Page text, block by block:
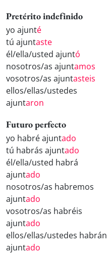
Pretérito indefinido
yo ajunté
tú ajuntaste
él/ella/usted ajuntó
nosotros/as ajuntamos
vosotros/as ajuntasteis
ellos/ellas/ustedes
ajuntaron
Futuro perfecto
yo habré ajuntado
tú habrás ajuntado
él/ella/usted habrá
ajuntado
nosotros/as habremos
ajuntado
vosotros/as habréis
ajuntado
ellos/ellas/ustedes habrán
ajuntado